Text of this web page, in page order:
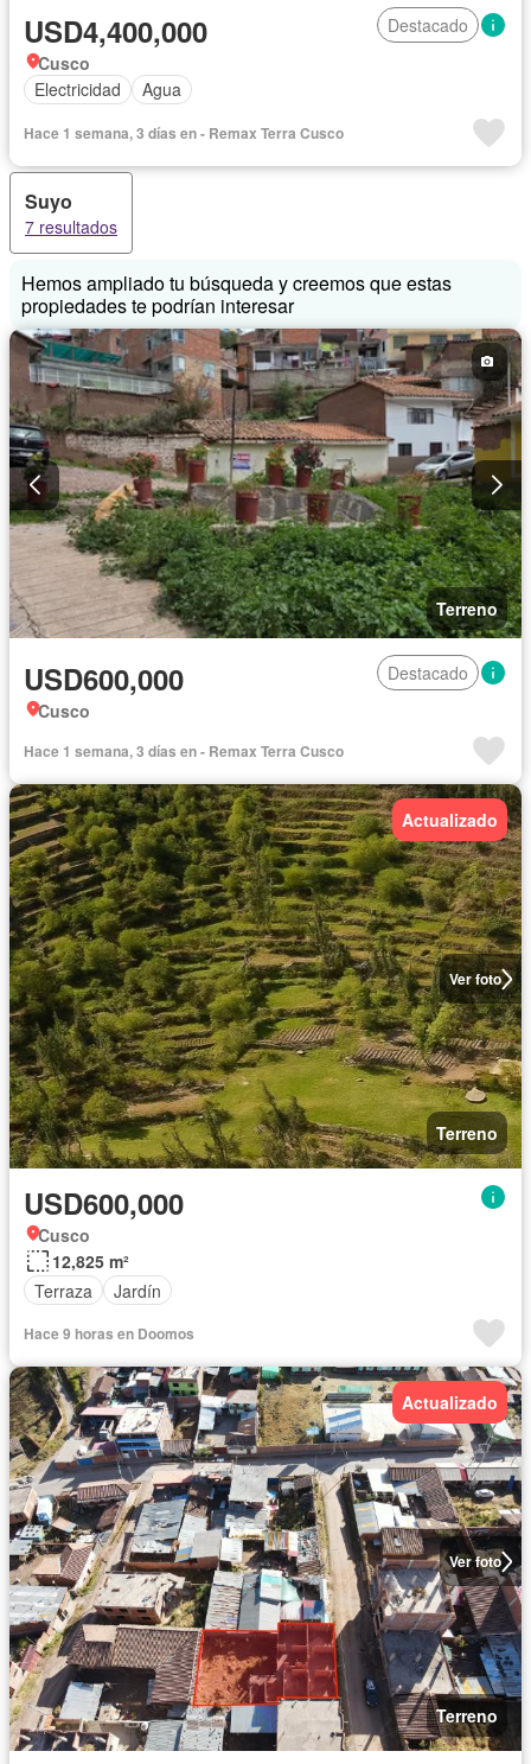
USD4,400,000
Destacado
Cusco
Electricidad
Agua
Hace 1 semana, 3 días en - Remax Terra Cusco
Suyo
7 resultados
Hemos ampliado tu búsqueda y creemos que estas
propiedades te podrían interesar
Terreno
USD600,000
Destacado
Cusco
Hace 1 semana, 3 días en - Remax Terra Cusco
Ver foto
Actualizado
Terreno
USD600,000
Cusco
12,825 m²
Terraza
Jardín
Hace 9 horas en Doomos
Ver foto
Actualizado
Terreno